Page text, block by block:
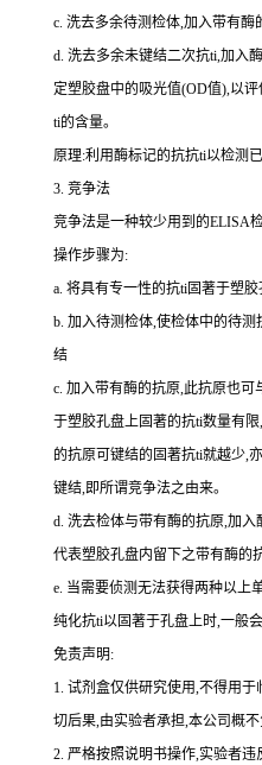
c. 洗去多余待测检体,加入带有酶
d. 洗去多余未键结二次抗ti,加入
定塑胶盘中的吸光值(OD值),以评
ti的含量。
原理:利用酶标记的抗抗ti以检测
3. 竞争法
竞争法是一种较少用到的ELISA
操作步骤为:
a. 将具有专一性的抗ti固著于塑
b. 加入待测检体,使检体中的待测
结
c. 加入带有酶的抗原,此抗原也可
于塑胶孔盘上固著的抗ti数量有
的抗原可键结的固著抗ti就越少,
键结,即所谓竞争法之由来。
d. 洗去检体与带有酶的抗原,加
代表塑胶孔盘内留下之带有酶的
e. 当需要侦测无法获得两种以上
纯化抗ti以固著于孔盘上时,一般
免责声明:
1. 试剂盒仅供研究使用,不得用
切后果,由实验者承担,本公司概不
2. 严格按照说明书操作,实验者违